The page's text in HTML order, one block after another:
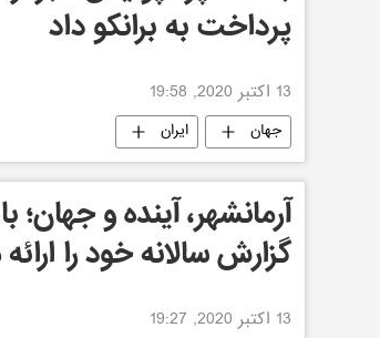
پرداخت به برانکو داد
13 اکتبر 2020, 19:58
جهان ایران
آرمانشهر، آینده و جهان؛
گزارش سالانه خود را
13 اکتبر 2020, 19:27